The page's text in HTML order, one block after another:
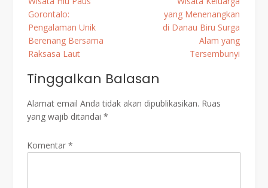
navigation
Gorontalo:
Pengalaman Unik
Berenang Bersama
Raksasa Laut
yang Menenangkan
di Danau Biru Surga
Alam yang
Tersembunyi
Tinggalkan Balasan
Alamat email Anda tidak akan dipublikasikan. Ruas
yang wajib ditandai *
Komentar *